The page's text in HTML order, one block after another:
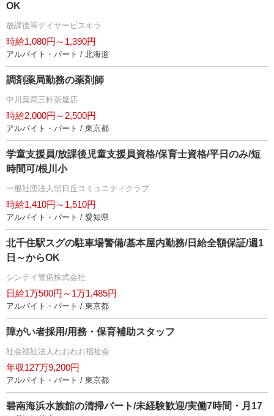
OK
放課後等デイサービスキラ
時給1,080円～1,390円
アルバイト・パート / 北海道
調剤薬局勤務の薬剤師
中川薬局三軒茶屋店
時給2,000円～2,500円
アルバイト・パート / 東京都
学童支援員/放課後児童支援員資格/保育士資格/平日のみ/短
時間可/根川小
一般社団法人朝日丘コミュニティクラブ
時給1,410円～1,510円
アルバイト・パート / 愛知県
北千住駅スグの駐車場警備/基本屋内勤務/日給全額保証/週1
日～からOK
シンテイ警備株式会社
日給1万500円～1万1,485円
アルバイト・パート / 東京都
障がい者採用/用務・保育補助スタッフ
社会福祉法人わおわお福祉会
年収127万9,200円
アルバイト・パート / 東京都
碧南海浜水族館の清掃パート/未経験歓迎/実働7時間・月17